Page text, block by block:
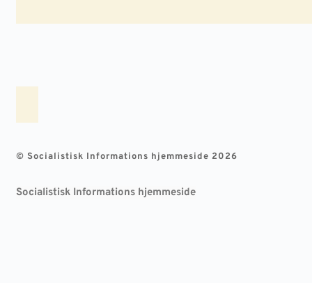
© Socialistisk Informations hjemmeside 2026
Socialistisk Informations hjemmeside